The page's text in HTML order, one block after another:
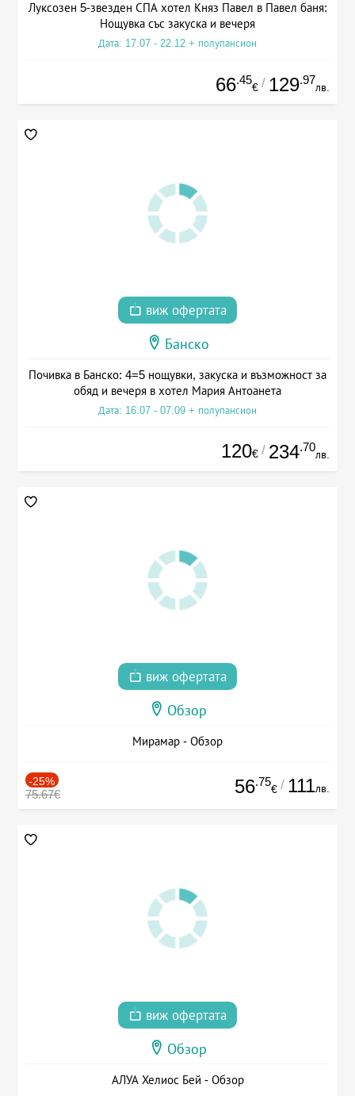
Луксозен 5-звезден СПА хотел Княз Павел в Павел баня:
Нощувка със закуска и вечеря
Дата: 17.07 - 22.12 + полупансион
66.45
€ / 129.97
лв.
виж офертата
Банско
Почивка в Банско: 4=5 нощувки, закуска и възможност за
обяд и вечеря в хотел Мария Антоанета
Дата: 16.07 - 07.09 + полупансион
120€ / 234.70
лв.
виж офертата
Обзор
Мирамар - Обзор
-25%
75.67€ 56.75
€ / 111лв.
виж офертата
Обзор
АЛУА Хелиос Бей - Обзор